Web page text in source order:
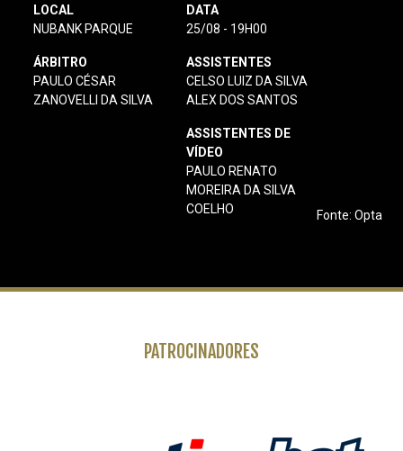
LOCAL
NUBANK PARQUE
DATA
25/08 - 19H00
ÁRBITRO
PAULO CÉSAR
ZANOVELLI DA SILVA
ASSISTENTES
CELSO LUIZ DA SILVA
ALEX DOS SANTOS
ASSISTENTES DE
VÍDEO
PAULO RENATO
MOREIRA DA SILVA
COELHO
Fonte: Opta
PATROCINADORES